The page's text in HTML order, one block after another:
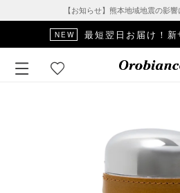
【お知らせ】熊本地域地震の影
NEW 最短翌日お届け！